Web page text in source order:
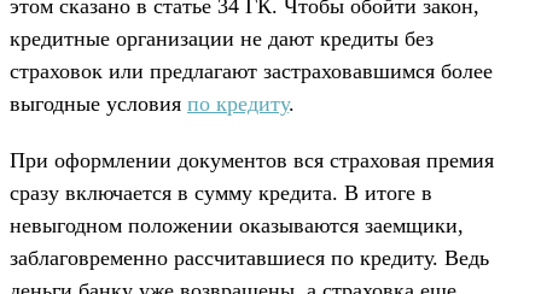
этом сказано в статье 34 ГК. Чтобы обойти закон,
кредитные организации не дают кредиты без
страховок или предлагают застраховавшимся более
выгодные условия по кредиту.
При оформлении документов вся страховая премия
сразу включается в сумму кредита. В итоге в
невыгодном положении оказываются заемщики,
заблаговременно рассчитавшиеся по кредиту. Ведь